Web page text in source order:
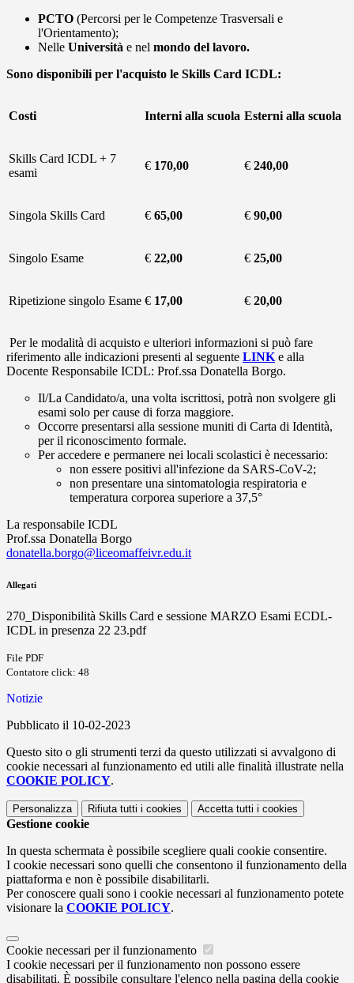
PCTO (Percorsi per le Competenze Trasversali e
l'Orientamento);
Nelle Università e nel mondo del lavoro.
Sono disponibili per l'acquisto le Skills Card ICDL:
Costi Interni alla scuola Esterni alla scuola
Skills Card ICDL + 7
esami
€ 170,00 € 240,00
Singola Skills Card € 65,00 € 90,00
Singolo Esame € 22,00 € 25,00
Ripetizione singolo Esame € 17,00 € 20,00
Per le modalità di acquisto e ulteriori informazioni si può fare
riferimento alle indicazioni presenti al seguente LINK e alla
Docente Responsabile ICDL: Prof.ssa Donatella Borgo.
Il/La Candidato/a, una volta iscrittosi, potrà non svolgere gli
esami solo per cause di forza maggiore.
Occorre presentarsi alla sessione muniti di Carta di Identità,
per il riconoscimento formale.
Per accedere e permanere nei locali scolastici è necessario:
non essere positivi all'infezione da SARS-CoV-2;
non presentare una sintomatologia respiratoria e
temperatura corporea superiore a 37,5°
La responsabile ICDL
Prof.ssa Donatella Borgo
donatella.borgo@liceomaffeivr.edu.it
Allegati
270_Disponibilità Skills Card e sessione MARZO Esami ECDL-
ICDL in presenza 22 23.pdf
File PDF
Contatore click: 48
Notizie
Pubblicato il 10-02-2023
Questo sito o gli strumenti terzi da questo utilizzati si avvalgono di
cookie necessari al funzionamento ed utili alle finalità illustrate nella
COOKIE POLICY.
Personalizza Rifiuta tutti i cookies Accetta tutti i cookies
Gestione cookie
In questa schermata è possibile scegliere quali cookie consentire.
I cookie necessari sono quelli che consentono il funzionamento della
piattaforma e non è possibile disabilitarli.
Per conoscere quali sono i cookie necessari al funzionamento potete
visionare la COOKIE POLICY.
Cookie necessari per il funzionamento
I cookie necessari per il funzionamento non possono essere
disabilitati. È possibile consultare l'elenco nella pagina della cookie